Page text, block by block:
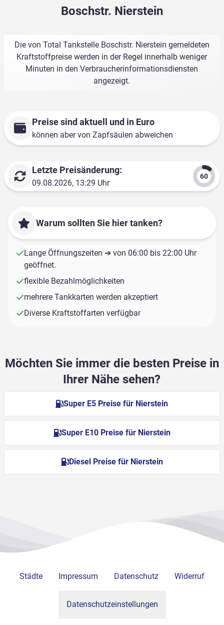
Boschstr. Nierstein
Die von Total Tankstelle Boschstr. Nierstein gemeldeten
Kraftstoffpreise werden in der Regel innerhalb weniger
Minuten in den Verbraucherinformationsdiensten
angezeigt.
Preise sind aktuell und in Euro
können aber von Zapfsäulen abweichen
Letzte Preisänderung:
09.08.2026, 13:29 Uhr
Warum sollten Sie hier tanken?
Lange Öffnungszeiten ➔ von 06:00 bis 22:00 Uhr
geöffnet.
flexible Bezahlmöglichkeiten
mehrere Tankkarten werden akzeptiert
Diverse Kraftstoffarten verfügbar
Möchten Sie immer die besten Preise in
Ihrer Nähe sehen?
Super E5 Preise für Nierstein
Super E10 Preise für Nierstein
Diesel Preise für Nierstein
Städte Impressum Datenschutz Widerruf
Datenschutzeinstellungen